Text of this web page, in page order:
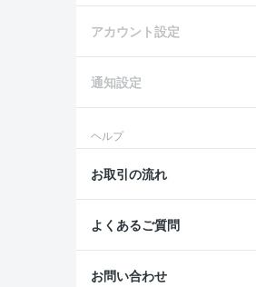
アカウント設定
通知設定
ヘルプ
お取引の流れ
よくあるご質問
お問い合わせ